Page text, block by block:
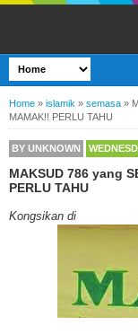
Home » islamik » semasa »
MAMAK!! PERLU TAHU
BY UNKNOWN
MAKSUD 786 yang
PERLU TAHU
Kongsikan di